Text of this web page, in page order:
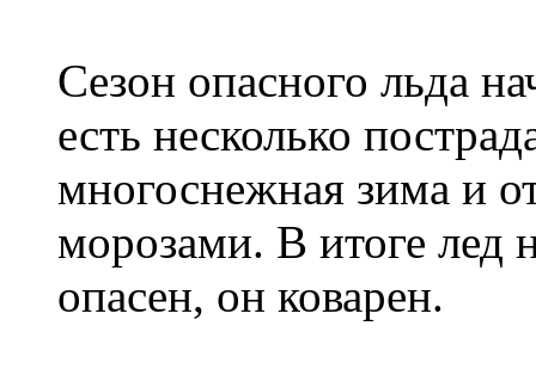
Сезон опасного льда
есть несколько
многоснежная зима и
морозами. В итоге лед
опасен, он коварен.